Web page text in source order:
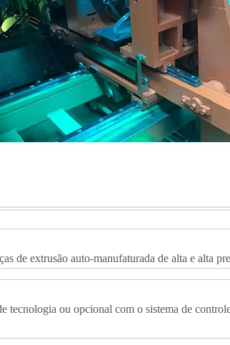
de extrusão auto-manufaturada de alta e alta
tecnologia ou opcional com o sistema de